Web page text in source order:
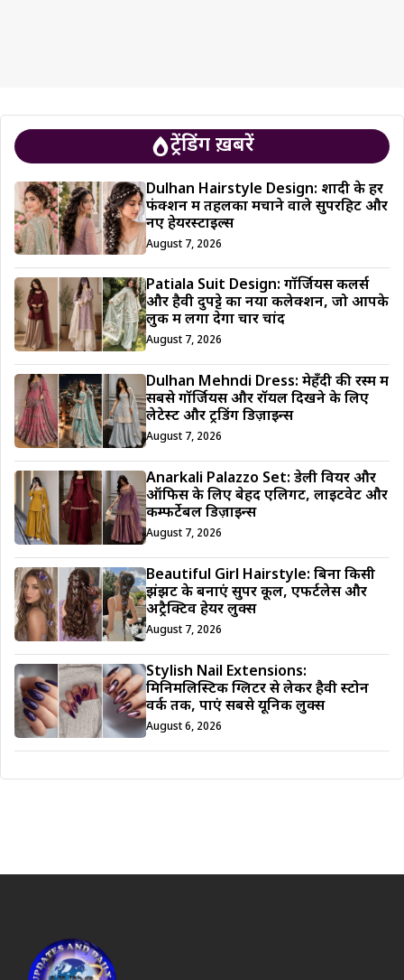
ट्रेंडिंग ख़बरें
Dulhan Hairstyle Design: शादी के हर
फंक्शन में तहलका मचाने वाले सुपरहिट और
नए हेयरस्टाइल्स
August 7, 2026
Patiala Suit Design: गॉर्जियस कलर्स
और हैवी दुपट्टे का नया कलेक्शन, जो आपके
लुक में लगा देगा चार चांद
August 7, 2026
Dulhan Mehndi Dress: मेहँदी की रस्म में
सबसे गॉर्जियस और रॉयल दिखने के लिए
लेटेस्ट और ट्रेंडिंग डिज़ाइन्स
August 7, 2026
Anarkali Palazzo Set: डेली वियर और
ऑफिस के लिए बेहद एलिगेंट, लाइटवेट और
कम्फर्टेबल डिज़ाइन्स
August 7, 2026
Beautiful Girl Hairstyle: बिना किसी
झंझट के बनाएं सुपर कूल, एफर्टलेस और
अट्रैक्टिव हेयर लुक्स
August 7, 2026
Stylish Nail Extensions:
मिनिमलिस्टिक ग्लिटर से लेकर हैवी स्टोन
वर्क तक, पाएं सबसे यूनिक लुक्स
August 6, 2026